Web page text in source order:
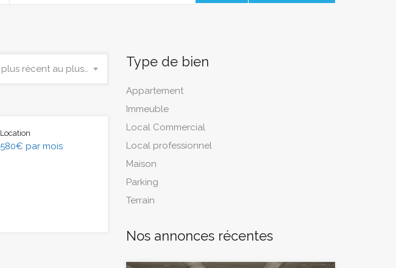
Du plus récent au plus ancien
Location
580€ par mois
Type de bien
Appartement
Immeuble
Local Commercial
Local professionnel
Maison
Parking
Terrain
Nos annonces récentes